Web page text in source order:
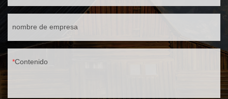
nombre de empresa
Contenido